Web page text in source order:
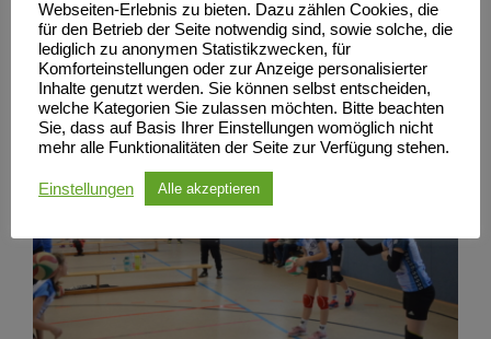
Webseiten-Erlebnis zu bieten. Dazu zählen Cookies, die
für den Betrieb der Seite notwendig sind, sowie solche, die
lediglich zu anonymen Statistikzwecken, für
Komforteinstellungen oder zur Anzeige personalisierter
Inhalte genutzt werden. Sie können selbst entscheiden,
welche Kategorien Sie zulassen möchten. Bitte beachten
Sie, dass auf Basis Ihrer Einstellungen womöglich nicht
mehr alle Funktionalitäten der Seite zur Verfügung stehen.
Einstellungen Alle akzeptieren